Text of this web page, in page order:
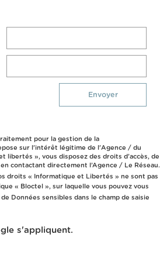
Envoyer
pour la gestion de la
sur l'intérêt légitime de l'Agence / du
libertés », vous disposez des droits d’accès, de
contactant directement l’Agence / Le Réseau.
droits « Informatique et Libertés » ne sont pas
« Bloctel », sur laquelle vous pouvez vous
Données sensibles dans le champ de saisie
s'appliquent.